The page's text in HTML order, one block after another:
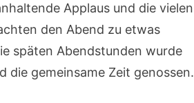
Applaus und die vielen
den Abend zu etwas
späten Abendstunden wurde
die gemeinsame Zeit genossen.